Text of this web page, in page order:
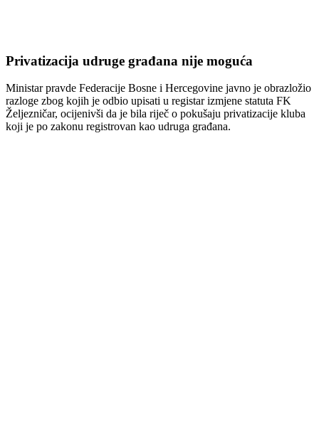
Privatizacija udruge građana nije moguća
Ministar pravde Federacije Bosne i Hercegovine javno je obrazložio
razloge zbog kojih je odbio upisati u registar izmjene statuta FK
Željezničar, ocijenivši da je bila riječ o pokušaju privatizacije kluba
koji je po zakonu registrovan kao udruga građana.